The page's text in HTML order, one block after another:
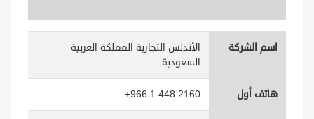
اسم الشركة
الأندلس التجارية المملكة العربية
السعودية
هاتف أول +966 1 448 2160